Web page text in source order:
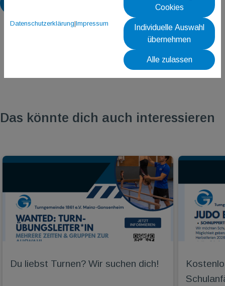
Das könnte dich auch interessieren
Du liebst Turnen? Wir suchen dich!
Datenschutzerklärung|Impressum
Cookies
Individuelle Auswahl
übernehmen
Alle zulassen